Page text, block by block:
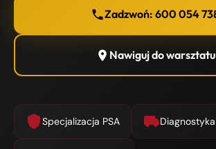
Zadzwoń: 600 054
Nawiguj do warsztatu
Specjalizacja PSA